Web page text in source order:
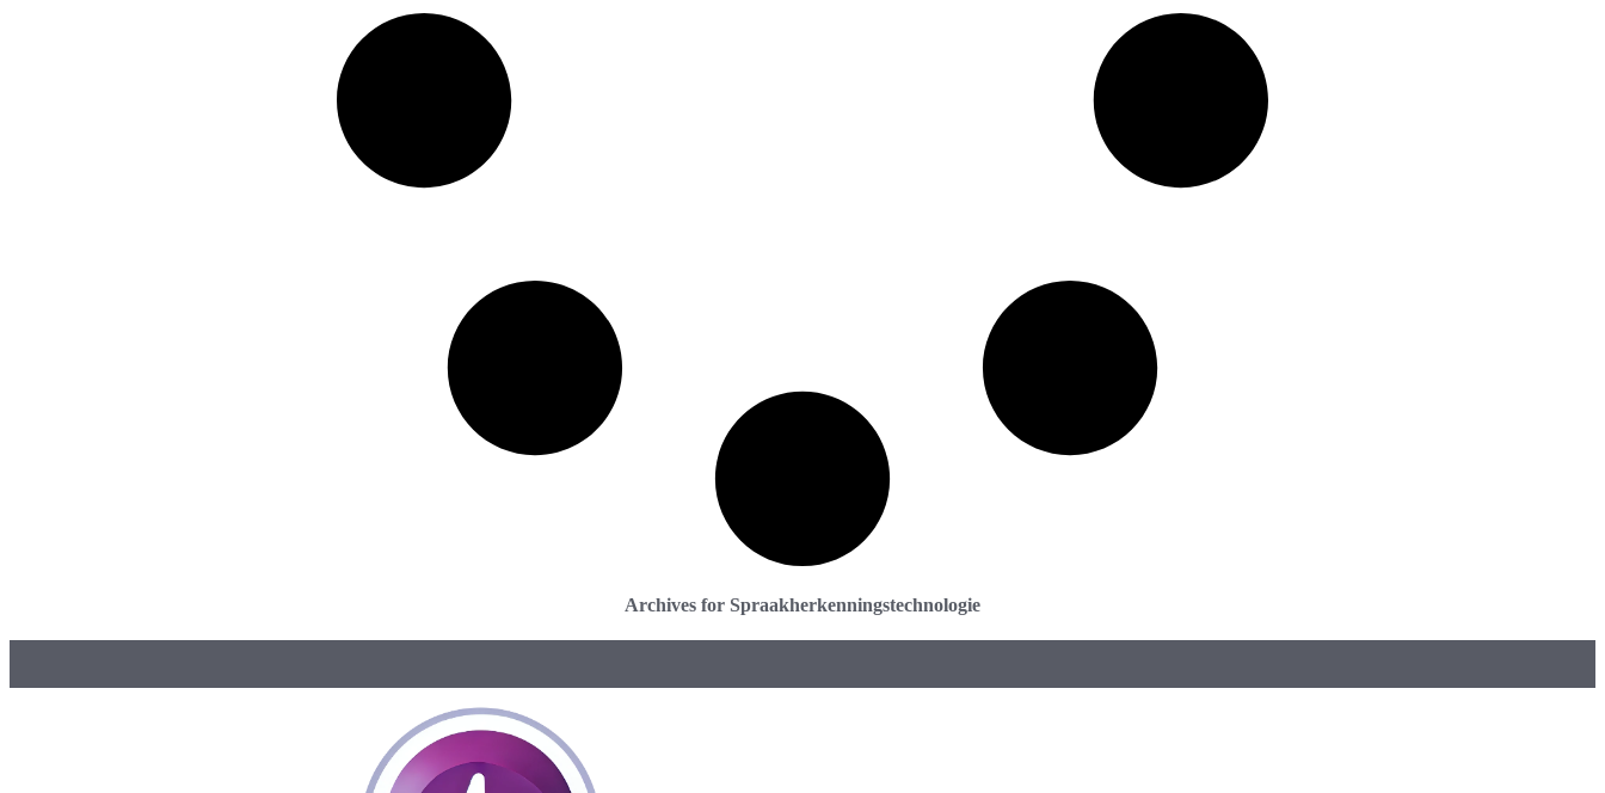
Archives for Spraakherkenningstechnologie